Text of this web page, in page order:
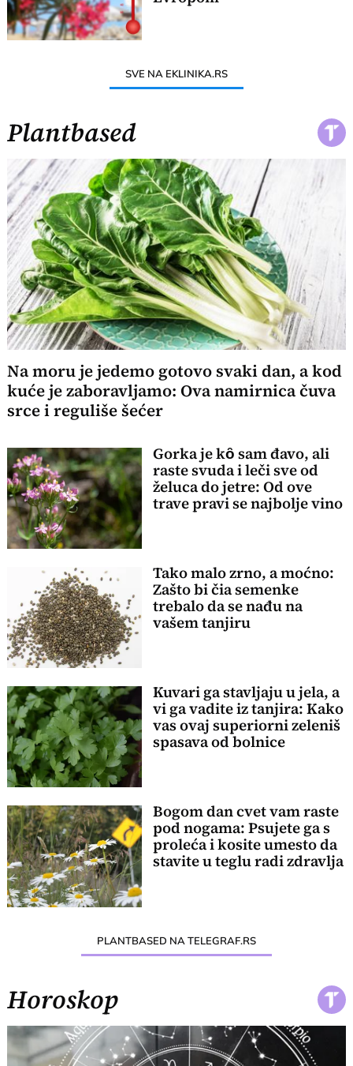
SVE NA EKLINIKA.RS
Plantbased
Na moru je jedemo gotovo svaki dan, a kod
kuće je zaboravljamo: Ova namirnica čuva
srce i reguliše šećer
Gorka je kȏ sam đavo, ali
raste svuda i leči sve od
želuca do jetre: Od ove
trave pravi se najbolje vino
Tako malo zrno, a moćno:
Zašto bi čia semenke
trebalo da se nađu na
vašem tanjiru
Kuvari ga stavljaju u jela, a
vi ga vadite iz tanjira: Kako
vas ovaj superiorni zeleniš
spasava od bolnice
Bogom dan cvet vam raste
pod nogama: Psujete ga s
proleća i kosite umesto da
stavite u teglu radi zdravlja
PLANTBASED NA TELEGRAF.RS
Horoskop